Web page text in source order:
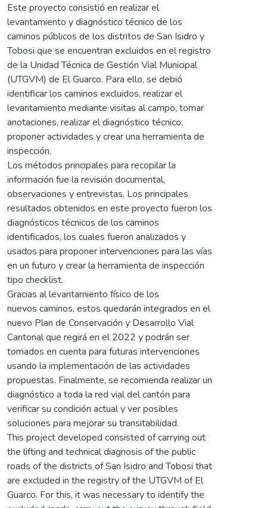
Este proyecto consistió en realizar el
levantamiento y diagnóstico técnico de los
caminos públicos de los distritos de San Isidro y
Tobosi que se encuentran excluidos en el registro
de la Unidad Técnica de Gestión Vial Municipal
(UTGVM) de El Guarco. Para ello, se debió
identificar los caminos excluidos, realizar el
levantamiento mediante visitas al campo, tomar
anotaciones, realizar el diagnóstico técnico,
proponer actividades y crear una herramienta de
inspección.
Los métodos principales para recopilar la
información fue la revisión documental,
observaciones y entrevistas. Los principales
resultados obtenidos en este proyecto fueron los
diagnósticos técnicos de los caminos
identificados, los cuales fueron analizados y
usados para proponer intervenciones para las vías
en un futuro y crear la herramienta de inspección
tipo checklist.
Gracias al levantamiento físico de los
nuevos caminos, estos quedarán integrados en el
nuevo Plan de Conservación y Desarrollo Vial
Cantonal que regirá en el 2022 y podrán ser
tomados en cuenta para futuras intervenciones
usando la implementación de las actividades
propuestas. Finalmente, se recomienda realizar un
diagnóstico a toda la red vial del cantón para
verificar su condición actual y ver posibles
soluciones para mejorar su transitabilidad.
This project developed consisted of carrying out
the lifting and technical diagnosis of the public
roads of the districts of San Isidro and Tobosi that
are excluded in the registry of the UTGVM of El
Guarco. For this, it was necessary to identify the